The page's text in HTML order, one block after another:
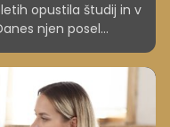
opustila študij in v
njen posel
(več kot 490.000
Hadid. Kako ji je